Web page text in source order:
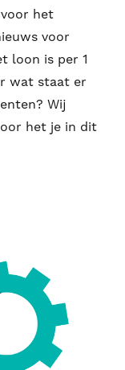
het
voor
loon is per 1
wat staat er
Wij
het je in dit